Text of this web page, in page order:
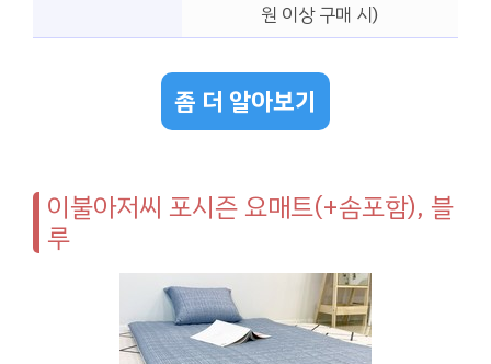
원 이상 구매 시)
좀 더 알아보기
이불아저씨 포시즌 요매트(+솜포함), 블
루